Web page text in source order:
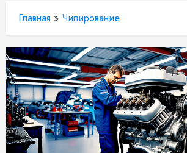
Главная » Чипирование